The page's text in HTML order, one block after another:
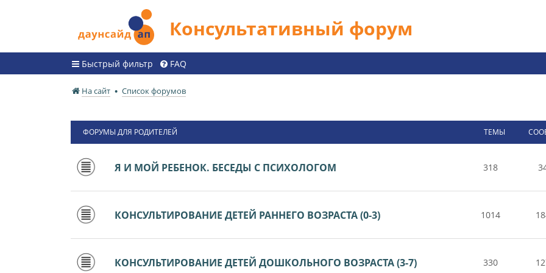
Консультативный форум
Быстрый фильтр FAQ
На сайт Список форумов
ФОРУМЫ ДЛЯ РОДИТЕЛЕЙ ТЕМЫ
Я И МОЙ РЕБЕНОК. БЕСЕДЫ С ПСИХОЛОГОМ 318
КОНСУЛЬТИРОВАНИЕ ДЕТЕЙ РАННЕГО ВОЗРАСТА (0-3) 1014
КОНСУЛЬТИРОВАНИЕ ДЕТЕЙ ДОШКОЛЬНОГО ВОЗРАСТА (3-7) 330